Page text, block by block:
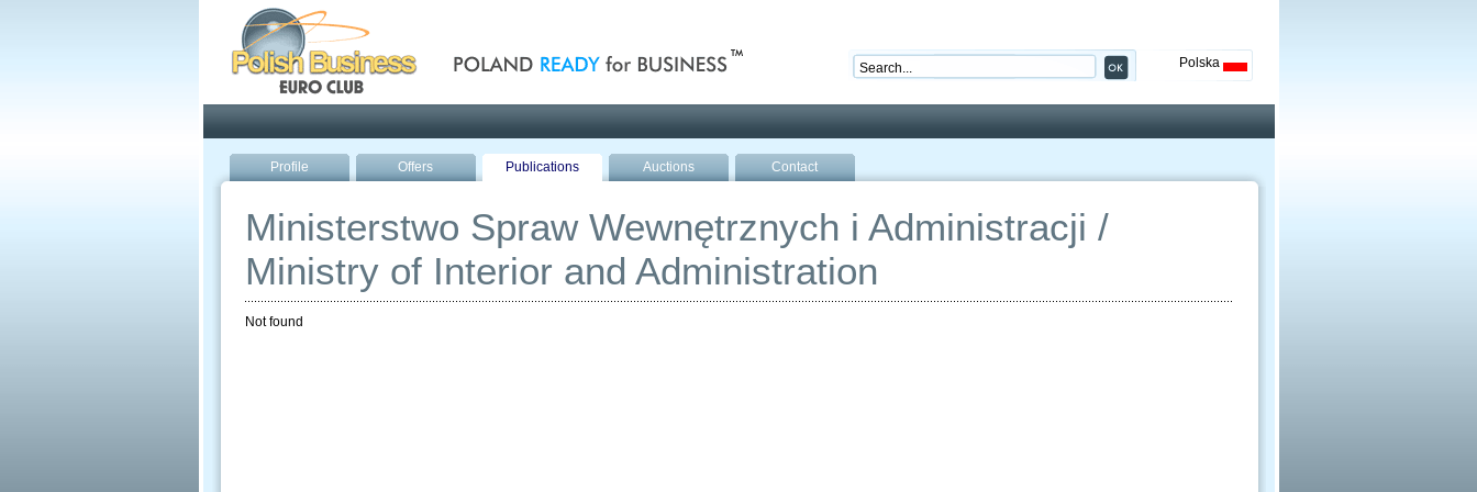
Polska
Profile Offers Publications Auctions Contact
Ministerstwo Spraw Wewnętrznych i Administracji /
Ministry of Interior and Administration
Not found